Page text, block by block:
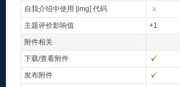
自我介绍中使用 [img] 代码
主题评价影响值
+1
附件相关
下载/查看附件
发布附件